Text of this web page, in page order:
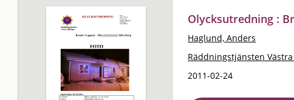
Olycksutredning :
Haglund, Anders
Räddningstjänsten
2011-02-24